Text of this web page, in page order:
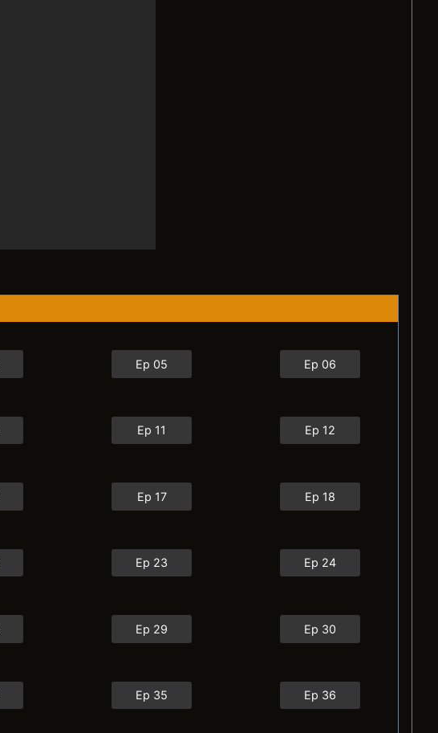
Ep 05 Ep 06
Ep 11 Ep 12
Ep 17 Ep 18
Ep 23 Ep 24
Ep 29 Ep 30
Ep 35 Ep 36